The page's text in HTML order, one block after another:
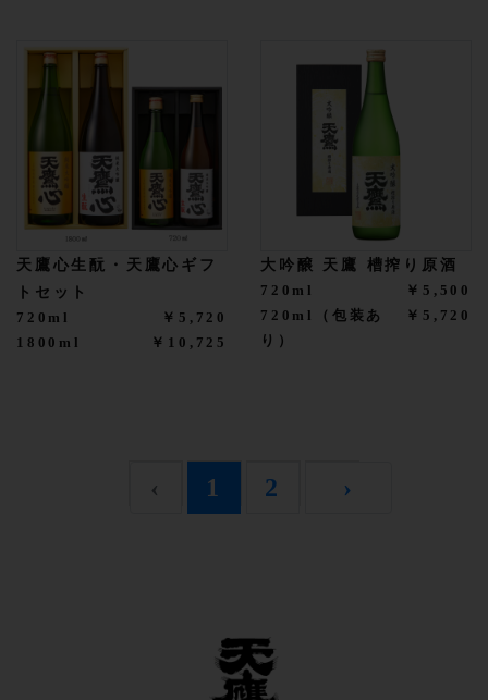
天鷹心生酛・天鷹心ギフ
トセット
720ml
￥5,720
1800ml
￥10,725
大吟醸 天鷹 槽搾り原酒
720ml
￥5,500
720ml（包装あ
り）
￥5,720
‹ 1 2 ›